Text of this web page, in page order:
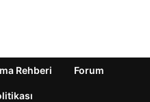
Rehberi Forum